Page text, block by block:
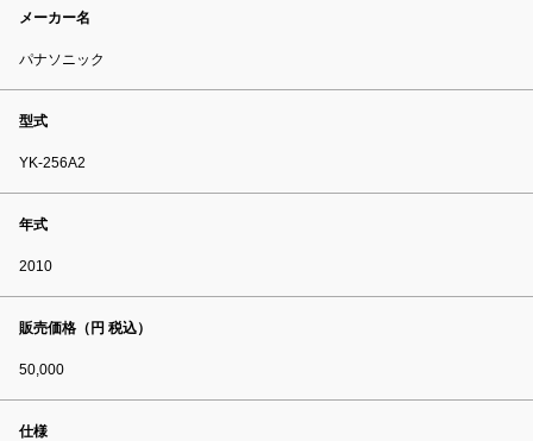
メーカー名
パナソニック
型式
YK-256A2
年式
2010
販売価格（円 税込）
50,000
仕様